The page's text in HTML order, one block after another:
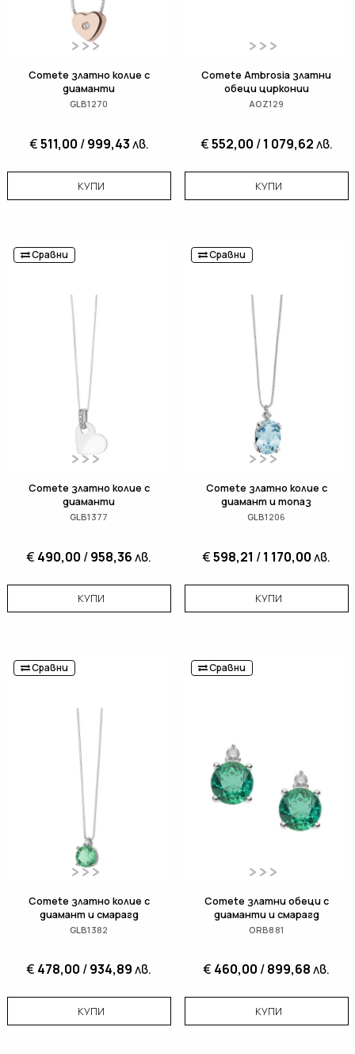
Comete златно колие с
диаманти
GLB1270
€511,00 /999,43лв.
КУПИ
Comete Ambrosia златни
обеци цирконии
AOZ129
€552,00 /1 079,62лв.
КУПИ
Сравни
Comete златно колие с
диаманти
GLB1377
€ 490,00 /958,36лв.
КУПИ
Сравни
Comete златно колие с
диамант и топаз
GLB1206
€598,21 /1 170,00лв.
КУПИ
Сравни
Comete златно колие с
диамант и смарагд
GLB1382
€ 478,00 /934,89лв.
КУПИ
Сравни
Comete златни обеци с
диаманти и смарагд
ORB881
€ 460,00 /899,68лв.
КУПИ